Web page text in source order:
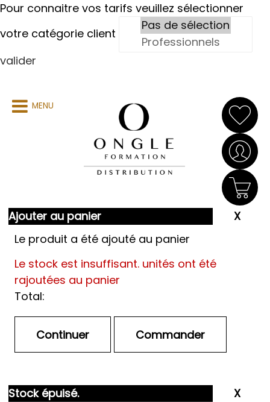
Pour connaitre vos tarifs veuillez sélectionner
votre catégorie client
valider
MENU
Ajouter au panier
Le produit a été ajouté au panier
Le stock est insuffisant. unités ont été
rajoutées au panier
Total:
Stock épuisé.